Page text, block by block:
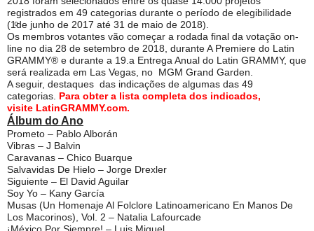
registrados em 49 categorias durante o período de elegibilidade
(1ͦde junho de 2017 até 31 de maio de 2018).
Os membros votantes vão começar a rodada final da votação on-
line no dia 28 de setembro de 2018, durante A Premiere do Latin
GRAMMY® e durante a 19.a Entrega Anual do Latin GRAMMY, que
será realizada em Las Vegas, no MGM Grand Garden.
A seguir, destaques das indicações de algumas das 49
categorias.
Para obter a lista completa dos indicados,
visite LatinGRAMMY.com.
Álbum do Ano
Prometo – Pablo Alborán
Vibras – J Balvin
Caravanas – Chico Buarque
Salvavidas De Hielo – Jorge Drexler
Siguiente – El David Aguilar
Soy Yo – Kany García
Musas (Un Homenaje Al Folclore Latinoamericano En Manos De
Los Macorinos), Vol. 2 – Natalia Lafourcade